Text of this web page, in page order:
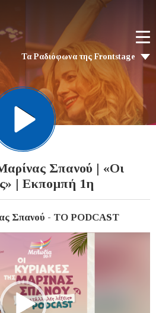
Τα Ραδιόφωνα της Frontstage
Σπανού | «Οι
| Εκπομπή 1η
Σπανού - ΤΟ PODCAST